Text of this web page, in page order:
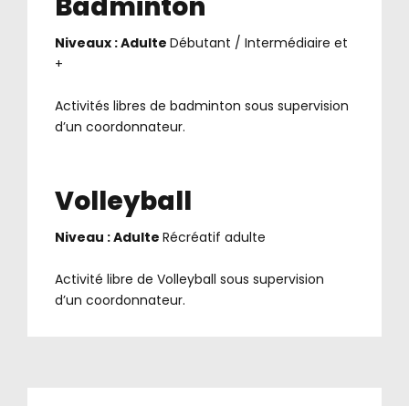
Niveaux : Adulte Débutant / Intermédiaire et
+
Activités libres de badminton sous supervision
d’un coordonnateur.
Volleyball
Niveau : Adulte Récréatif adulte
Activité libre de Volleyball sous supervision
d’un coordonnateur.